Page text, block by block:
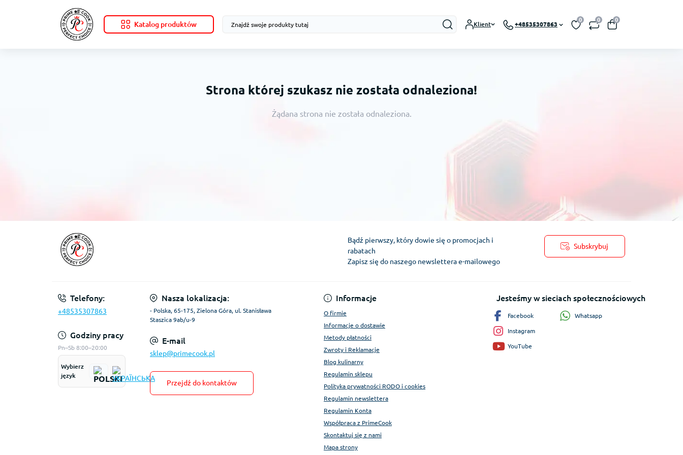
Katalog produktów Klient +48535307863
0 0 0
Strona której szukasz nie została odnaleziona!
Żądana strona nie została odnaleziona.
Bądź pierwszy, który dowie się o promocjach i
rabatach
Zapisz się do naszego newslettera e-mailowego
Subskrybuj
Regulamin Konta
Telefony:
+48535307863
Godziny pracy
Pn–Sb 8:00–20:00
Wybierz
język
Nasza lokalizacja:
- Polska, 65-175, Zielona Góra, ul. Stanisława
Staszica 9ab/u-9
E-mail
sklep@primecook.pl
Przejdź do kontaktów
Informacje
O firmie
Informacje o dostawie
Metody płatności
Zwroty i Reklamacje
Blog kulinarny
Regulamin sklepu
Polityka prywatności RODO i cookies
Regulamin newslettera
Regulamin Konta
Współpraca z PrimeCook
Skontaktuj się z nami
Mapa strony
Jesteśmy w sieciach społecznościowych
Facebook
Instagram
YouTube
Whatsapp